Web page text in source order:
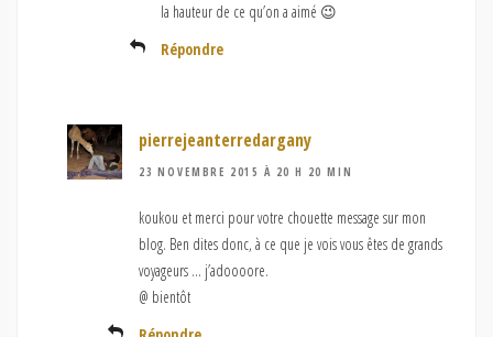
la hauteur de ce qu’on a aimé 😉
Répondre
pierrejeanterredargany
23 NOVEMBRE 2015 À 20 H 20 MIN
koukou et merci pour votre chouette message sur mon
blog. Ben dites donc, à ce que je vois vous êtes de grands
voyageurs … j’adoooore.
@ bientôt